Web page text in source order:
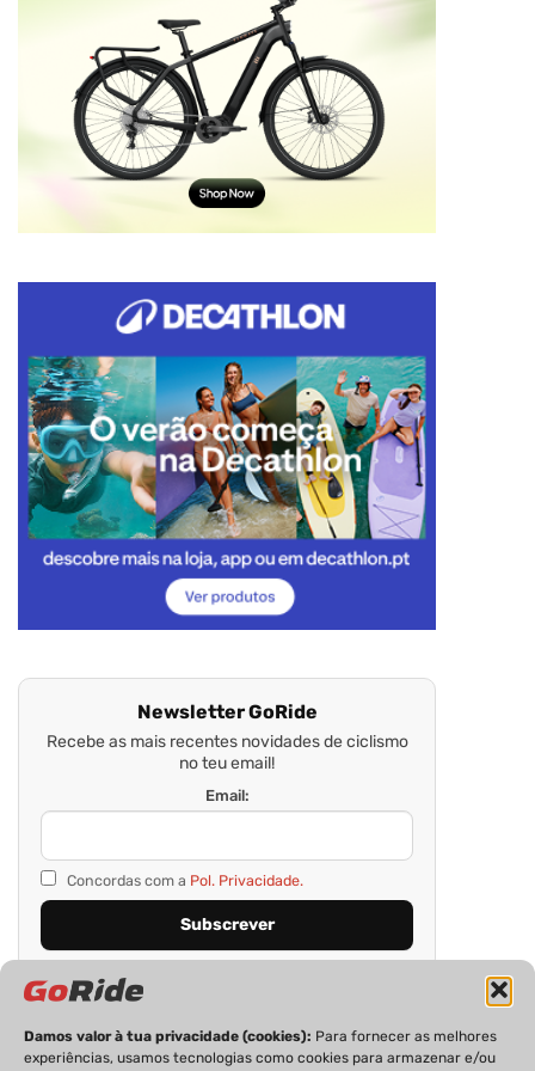
Damos valor à tua privacidade (cookies): Para fornecer as melhores
experiências, usamos tecnologias como cookies para armazenar e/ou
Newsletter GoRide
Recebe as mais recentes novidades de ciclismo
no teu email!
Email:
Concordas com a Pol. Privacidade.